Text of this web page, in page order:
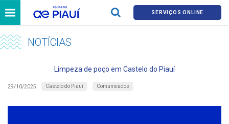
SERVIÇOS ONLINE
NOTÍCIAS
Limpeza de poço em Castelo do Piauí
29/10/2025 Castelo do Piauí Comunicados